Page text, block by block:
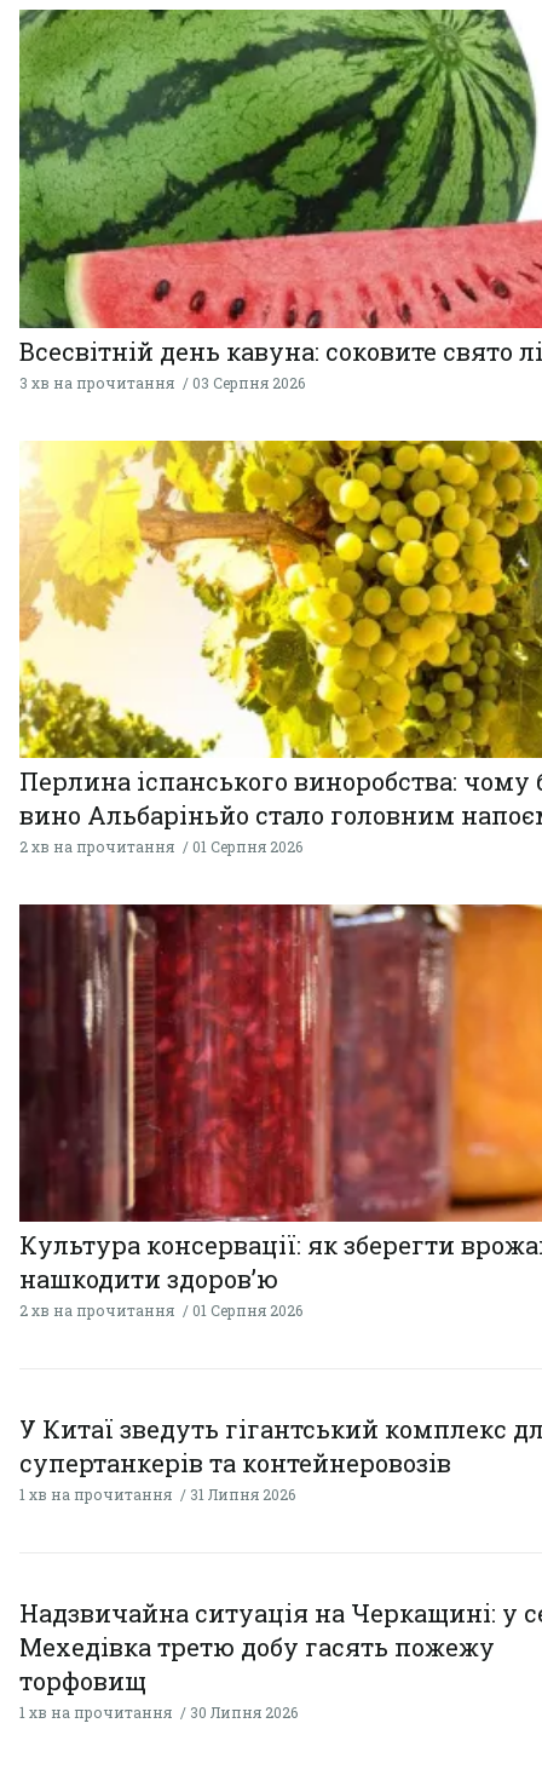
Всесвітній день кавуна: соковите свято
3 хв на прочитання 03 Серпня 2026
Перлина іспанського виноробства: чому
вино Альбаріньйо стало головним
2 хв на прочитання 01 Серпня 2026
Культура консервації: як зберегти
нашкодити здоров’ю
2 хв на прочитання 01 Серпня 2026
У Китаї зведуть гігантський комплекс
супертанкерів та контейнеровозів
1 хв на прочитання 31 Липня 2026
Надзвичайна ситуація на Черкащині: у
Мехедівка третю добу гасять пожежу
торфовищ
1 хв на прочитання 30 Липня 2026